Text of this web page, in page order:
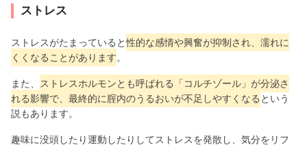
ストレス
ストレスがたまっていると性的な感情や興奮が抑制され、濡れに
くくなることがあります。
また、
ストレスホルモンとも呼ばれる「コルチゾール」が分泌さ
れる影響で、最終的に腟内のうるおいが不足しやすくなる という
説もあります。
趣味に没頭したり運動したりしてストレスを発散し、気分をリフ